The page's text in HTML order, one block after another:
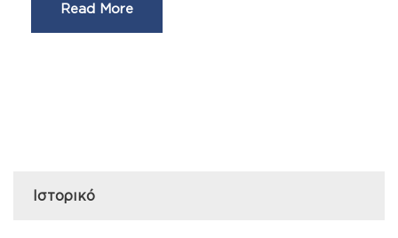
Read More
Ιστορικό